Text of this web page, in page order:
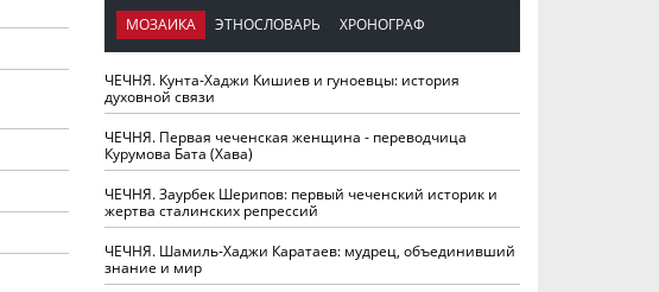
МОЗАИКА ЭТНОСЛОВАРЬ ХРОНОГРАФ
ЧЕЧНЯ. Кунта-Хаджи Кишиев и гуноевцы: история
духовной связи
ЧЕЧНЯ. Первая чеченская женщина - переводчица
Курумова Бата (Хава)
ЧЕЧНЯ. Заурбек Шерипов: первый чеченский историк и
жертва сталинских репрессий
ЧЕЧНЯ. Шамиль-Хаджи Каратаев: мудрец, объединивший
знание и мир